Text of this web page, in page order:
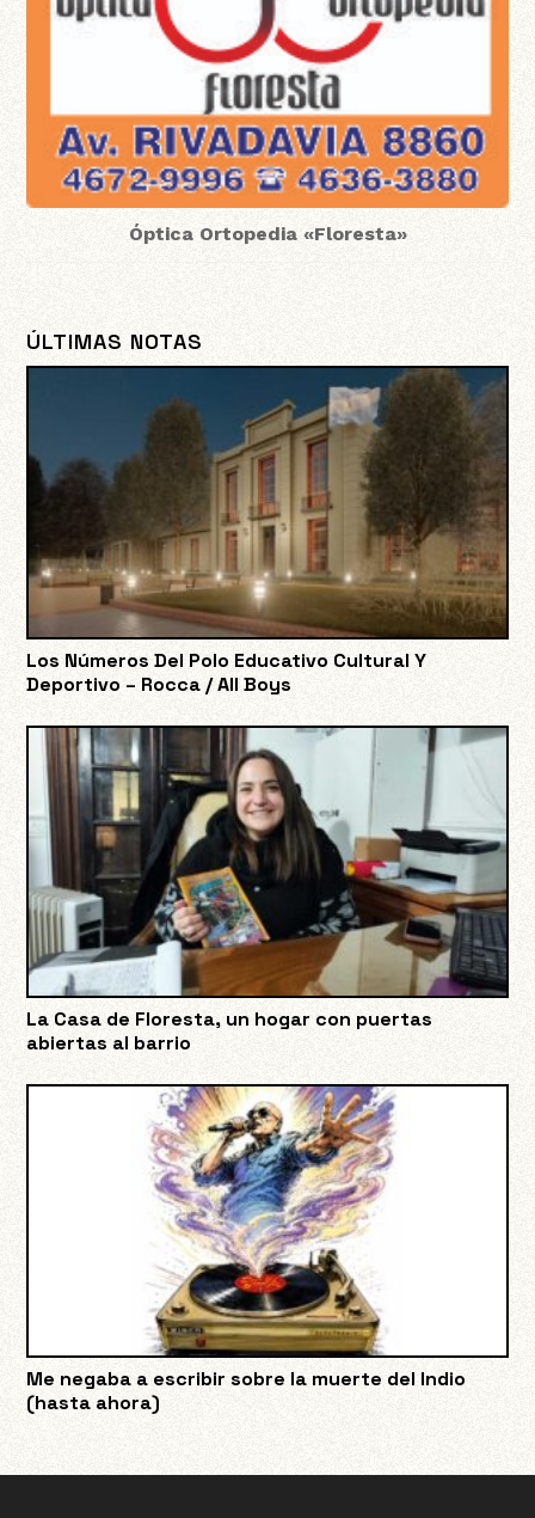
Óptica Ortopedia «Floresta»
ÚLTIMAS NOTAS
Los Números Del Polo Educativo Cultural Y
Deportivo – Rocca / All Boys
La Casa de Floresta, un hogar con puertas
abiertas al barrio
Me negaba a escribir sobre la muerte del Indio
(hasta ahora)